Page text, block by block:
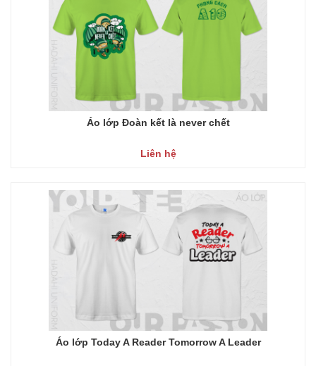
Áo lớp Đoàn kết là never chết
Liên hệ
Áo lớp Today A Reader Tomorrow A Leader